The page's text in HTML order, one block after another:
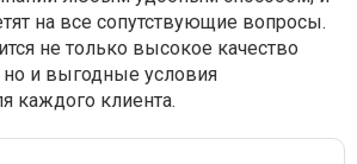
на все сопутствующие вопросы.
не только высокое качество
но и выгодные условия
каждого клиента.